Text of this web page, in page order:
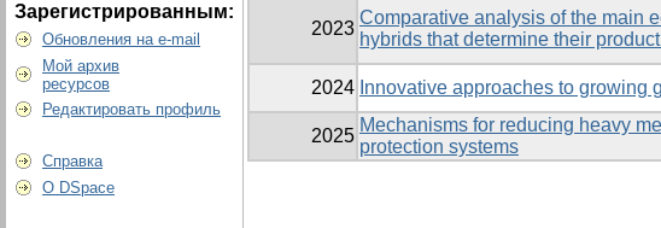
Зарегистрированным:
Обновления на e-mail
Мой архив
ресурсов
Редактировать профиль
Справка
О DSpace
2023
Comparative analysis of the main
hybrids that determine their
2024 Innovative approaches to growing
2025
Mechanisms for reducing heavy
protection systems